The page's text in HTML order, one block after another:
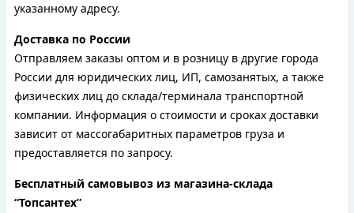
указанному адресу.
Доставка по России
Отправляем заказы оптом и в розницу в другие города
России для юридических лиц, ИП, самозанятых, а также
физических лиц до склада/терминала транспортной
компании. Информация о стоимости и сроках доставки
зависит от массогабаритных параметров груза и
предоставляется по запросу.
Бесплатный самовывоз из магазина-склада
“Топсантех”